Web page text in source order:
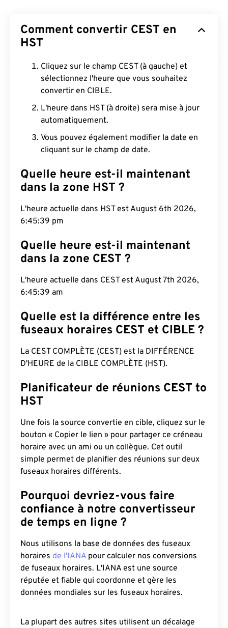
Comment convertir CEST en
HST
Cliquez sur le champ CEST (à gauche) et
sélectionnez l'heure que vous souhaitez
convertir en CIBLE.
L'heure dans HST (à droite) sera mise à jour
automatiquement.
Vous pouvez également modifier la date en
cliquant sur le champ de date.
Quelle heure est-il maintenant
dans la zone HST ?
L'heure actuelle dans HST est August 6th 2026,
6:45:40 pm
Quelle heure est-il maintenant
dans la zone CEST ?
L'heure actuelle dans CEST est August 7th 2026,
6:45:40 am
Quelle est la différence entre les
fuseaux horaires CEST et CIBLE ?
La CEST COMPLÈTE (CEST) est la DIFFÉRENCE
D'HEURE de la CIBLE COMPLÈTE (HST).
Planificateur de réunions CEST to
HST
Une fois la source convertie en cible, cliquez sur le
bouton « Copier le lien » pour partager ce créneau
horaire avec un ami ou un collègue. Cet outil
simple permet de planifier des réunions sur deux
fuseaux horaires différents.
Pourquoi devriez-vous faire
confiance à notre convertisseur
de temps en ligne ?
Nous utilisons la base de données des fuseaux
horaires de l'IANA pour calculer nos conversions
de fuseaux horaires. L'IANA est une source
réputée et fiable qui coordonne et gère les
données mondiales sur les fuseaux horaires.
La plupart des autres sites utilisent un décalage